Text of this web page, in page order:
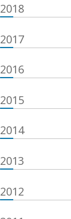
2018
2017
2016
2015
2014
2013
2012